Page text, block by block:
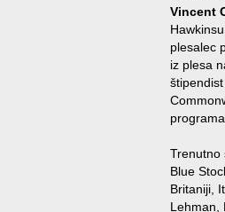
Vincent
plesalec
iz plesa
Trenutno
Blue
Britaniji,
Lehman,